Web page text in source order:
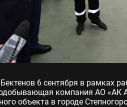
6 сентября в рамках
компания АО «АК
объекта в городе